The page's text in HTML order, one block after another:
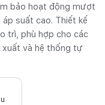
bảo hoạt động mượt
suất cao. Thiết kế
trì, phù hợp cho các
xuất và hệ thống tự